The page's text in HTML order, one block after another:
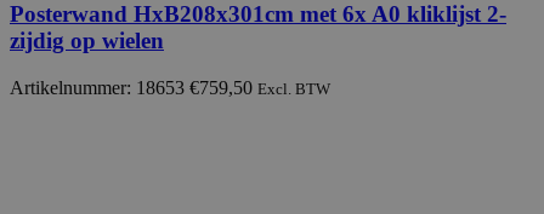
Posterwand HxB208x301cm met 6x A0 kliklijst 2-
zijdig op wielen
Artikelnummer: 18653 €759,50 Excl. BTW